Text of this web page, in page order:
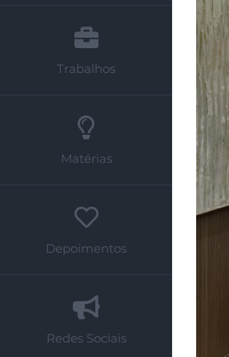
Trabalhos
Matérias
Depoimentos
Redes Sociais